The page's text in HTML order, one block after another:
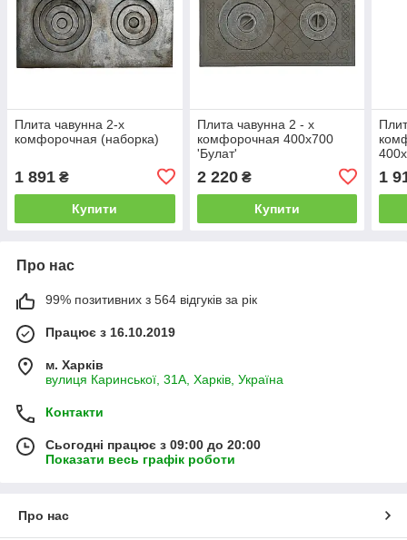
Плита чавунна 2-х
комфорочная (наборка)
1 891 ₴
Купити
Плита чавунна 2 - х
комфорочная 400х700
'Булат'
2 220₴
Купити
1
Про нас
99% позитивних з 564 відгуків за рік
Працює з 16.10.2019
м. Харків
вулиця Каринської, 31А, Харків, Україна
Контакти
Сьогодні працює з 09:00 до 20:00
Показати весь графік роботи
Про нас